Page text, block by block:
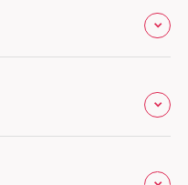
松
理センター